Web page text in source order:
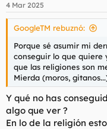
4 Mar 2025
GoogleTM rebuznó:
Porque sé asumir mi
conseguir lo que quiere
que las religiones son
Mierda (moros,
Y qué no has
algo que ver ?
En lo de la religión